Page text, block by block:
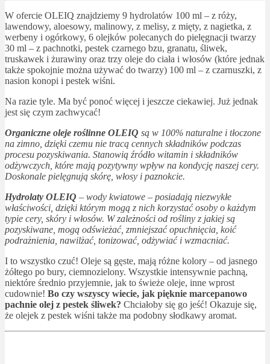
W ofercie OLEIQ znajdziemy 9 hydrolatów 100 ml – z róży,
lawendowy, aloesowy, malinowy, z melisy, z mięty, z nagietka, z
werbeny i ogórkowy, 6 olejków polecanych do pielęgnacji twarzy
30 ml – z pachnotki, pestek czarnego bzu, granatu, śliwek,
truskawek i żurawiny oraz trzy oleje do ciała i włosów (które jednak
także spokojnie można używać do twarzy) 100 ml – z czarnuszki, z
nasion konopi i pestek wiśni.
Na razie tyle. Ma być ponoć więcej i jeszcze ciekawiej. Już jednak
jest się czym zachwycać!
Organiczne oleje roślinne OLEIQ są w 100% naturalne i tłoczone
na zimno, dzięki czemu nie tracą cennych składników podczas
procesu pozyskiwania. Stanowią źródło witamin i składników
odżywczych, które mają pozytywny wpływ na kondycję naszej cery.
Doskonale pielęgnują skórę, włosy i paznokcie.
Hydrolaty OLEIQ – wody kwiatowe – posiadają niezwykłe
właściwości, dzięki którym mogą z nich korzystać osoby o każdym
typie cery, skóry i włosów. W zależności od rośliny z jakiej są
pozyskiwane, mogą odświeżać, zmniejszać opuchnięcia, koić
podrażnienia, nawilżać, tonizować, odżywiać i wzmacniać.
I to wszystko czuć! Oleje są gęste, mają różne kolory – od jasnego
żółtego po bury, ciemnozielony. Wszystkie intensywnie pachną,
niektóre średnio przyjemnie, jak to świeże oleje, inne wprost
cudownie! Bo czy wszyscy wiecie, jak pięknie marcepanowo
pachnie olej z pestek śliwek? Chciałoby się go jeść! Okazuje się,
że olejek z pestek wiśni także ma podobny słodkawy aromat.